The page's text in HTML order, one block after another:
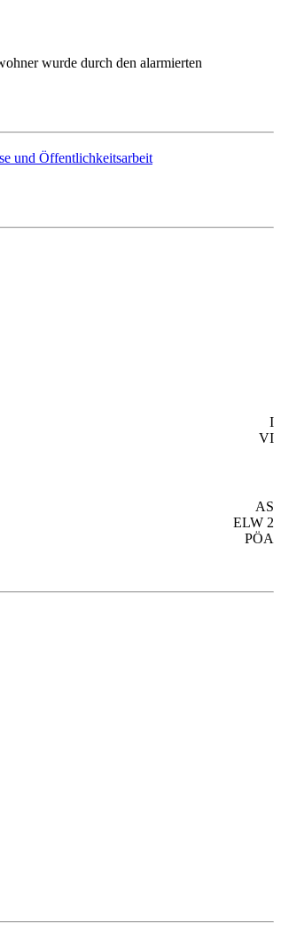
wurde durch den alarmierten
I
VI
AS
ELW 2
PÖA